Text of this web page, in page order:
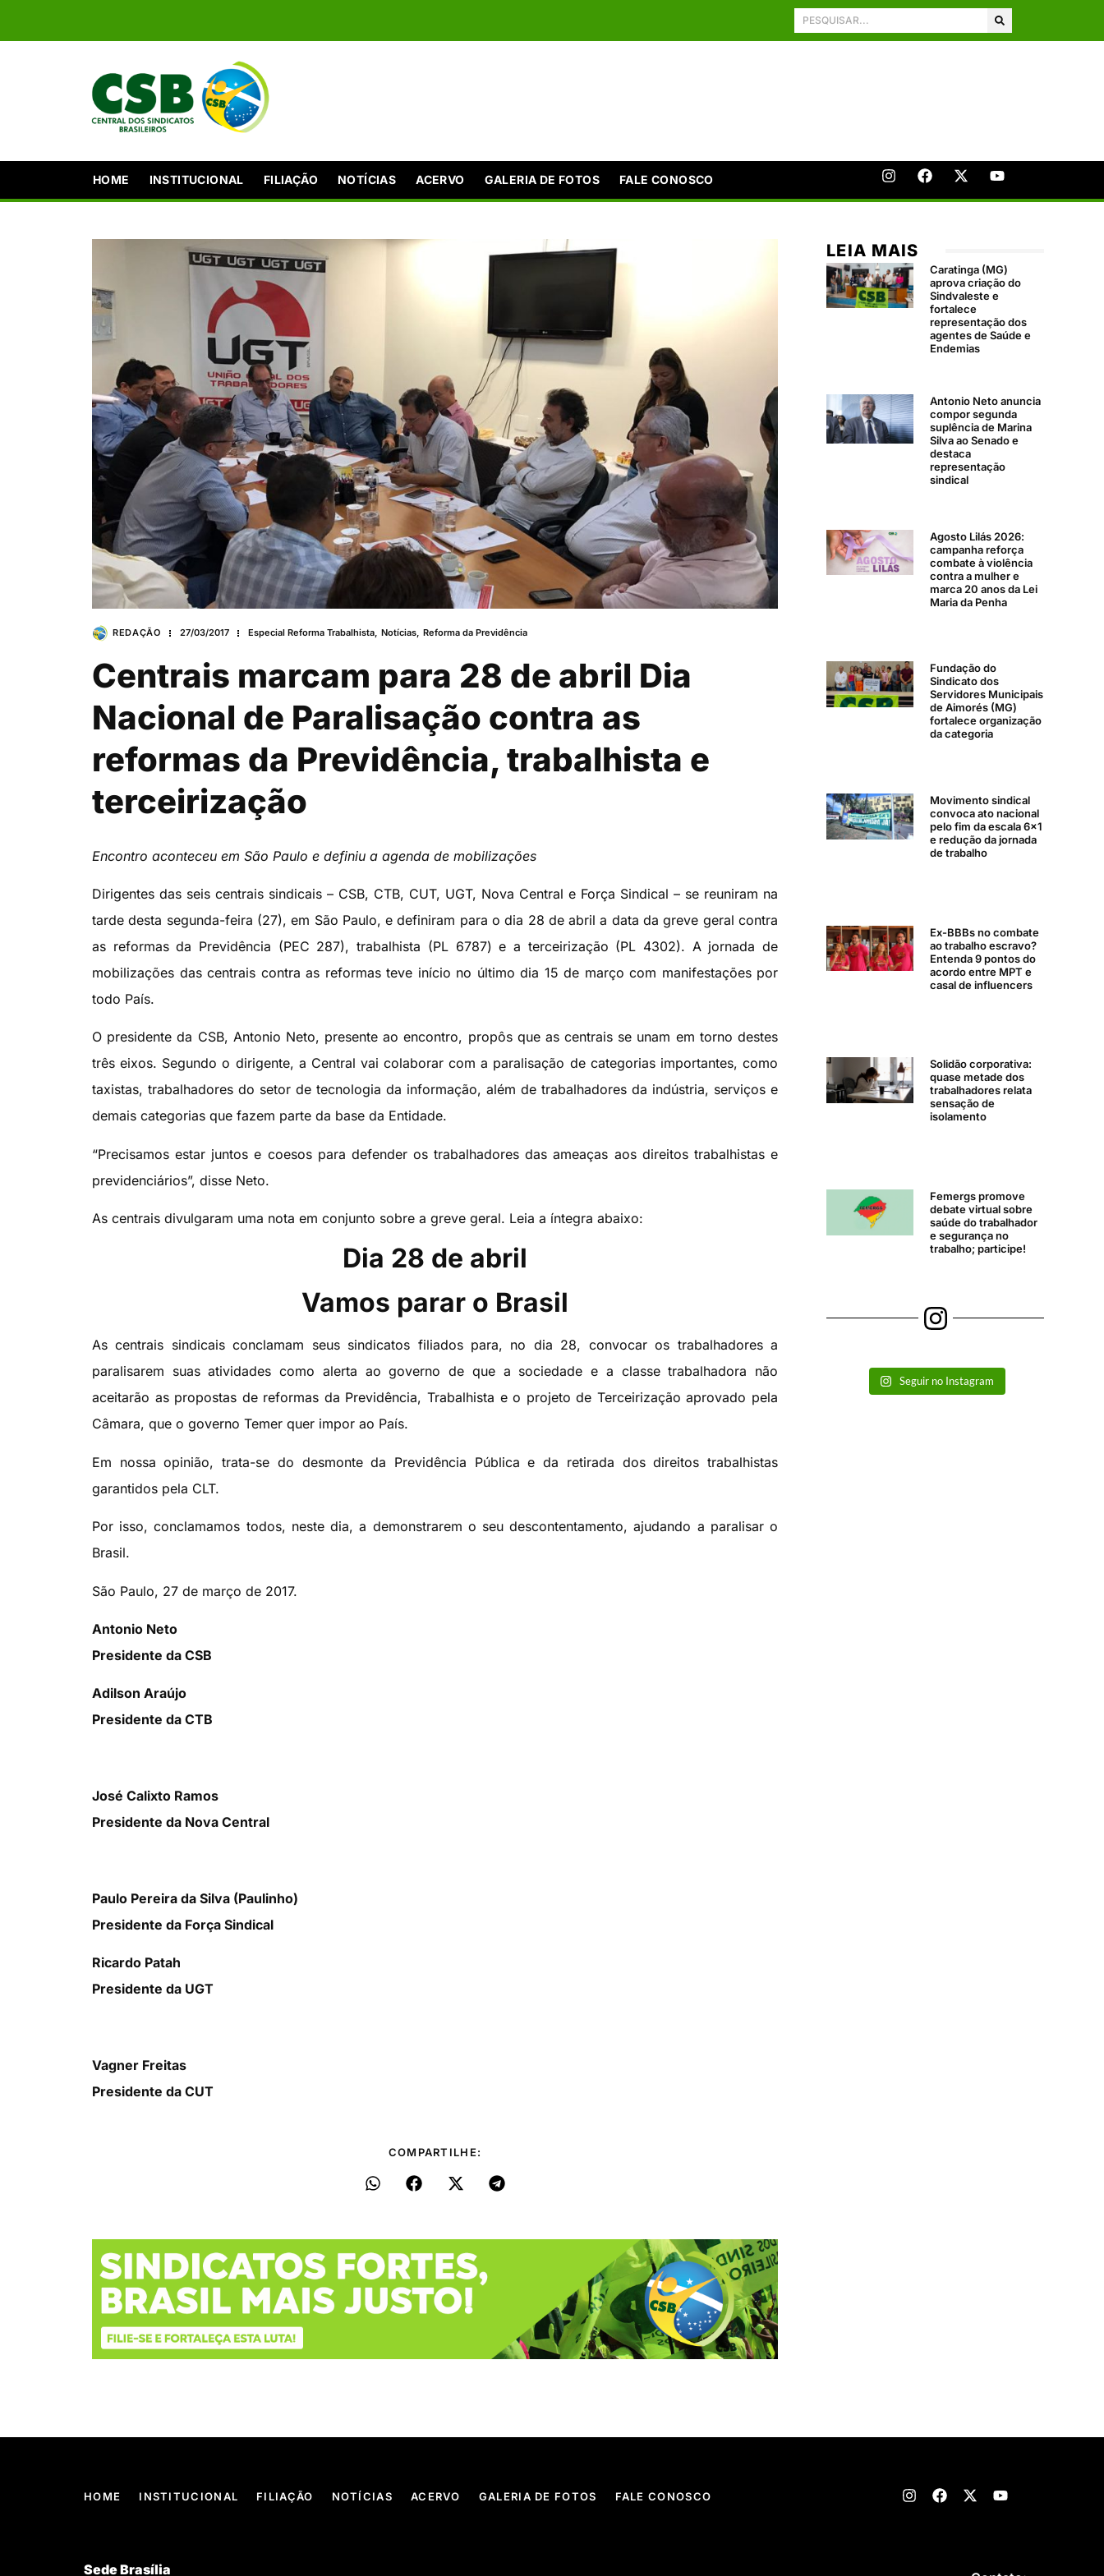
HOME INSTITUCIONAL FILIAÇÃO NOTÍCIAS ACERVO GALERIA DE FOTOS FALE CONOSCO
REDAÇÃO 27/03/2017 Especial Reforma Trabalhista, Notícias,Reforma da Previdência
Centrais marcam para 28 de abril Dia
Nacional de Paralisação contra as
reformas da Previdência, trabalhista e
terceirização
Encontro aconteceu em São Paulo e definiu a agenda de mobilizações
Dirigentes das seis centrais sindicais – CSB, CTB, CUT, UGT, Nova Central e Força Sindical – se reuniram na
tarde desta segunda-feira (27), em São Paulo, e definiram para o dia 28 de abril a data da greve geral contra
as reformas da Previdência (PEC 287), trabalhista (PL 6787) e a terceirização (PL 4302). A jornada de
mobilizações das centrais contra as reformas teve início no último dia 15 de março com manifestações por
todo País.
O presidente da CSB, Antonio Neto, presente ao encontro, propôs que as centrais se unam em torno destes
três eixos. Segundo o dirigente, a Central vai colaborar com a paralisação de categorias importantes, como
taxistas, trabalhadores do setor de tecnologia da informação, além de trabalhadores da indústria, serviços e
demais categorias que fazem parte da base da Entidade.
“Precisamos estar juntos e coesos para defender os trabalhadores das ameaças aos direitos trabalhistas e
previdenciários”, disse Neto.
As centrais divulgaram uma nota em conjunto sobre a greve geral. Leia a íntegra abaixo:
Dia 28 de abril
Vamos parar o Brasil
As centrais sindicais conclamam seus sindicatos filiados para, no dia 28, convocar os trabalhadores a
paralisarem suas atividades como alerta ao governo de que a sociedade e a classe trabalhadora não
aceitarão as propostas de reformas da Previdência, Trabalhista e o projeto de Terceirização aprovado pela
Câmara, que o governo Temer quer impor ao País.
Em nossa opinião, trata-se do desmonte da Previdência Pública e da retirada dos direitos trabalhistas
garantidos pela CLT.
Por isso, conclamamos todos, neste dia, a demonstrarem o seu descontentamento, ajudando a paralisar o
Brasil.
São Paulo, 27 de março de 2017.
Antonio Neto
Presidente da CSB
Adilson Araújo
Presidente da CTB
José Calixto Ramos
Presidente da Nova Central
Paulo Pereira da Silva (Paulinho)
Presidente da Força Sindical
Ricardo Patah
Presidente da UGT
Vagner Freitas
Presidente da CUT
COMPARTILHE:
LEIA MAIS
Caratinga (MG)
aprova criação do
Sindvaleste e
fortalece
representação dos
agentes de Saúde e
Endemias
Antonio Neto anuncia
compor segunda
suplência de Marina
Silva ao Senado e
destaca
representação
sindical
Agosto Lilás 2026:
campanha reforça
combate à violência
contra a mulher e
marca 20 anos da Lei
Maria da Penha
Fundação do
Sindicato dos
Servidores Municipais
de Aimorés (MG)
fortalece organização
da categoria
Movimento sindical
convoca ato nacional
pelo fim da escala 6×1
e redução da jornada
de trabalho
Ex-BBBs no combate
ao trabalho escravo?
Entenda 9 pontos do
acordo entre MPT e
casal de influencers
Solidão corporativa:
quase metade dos
trabalhadores relata
sensação de
isolamento
Femergs promove
debate virtual sobre
saúde do trabalhador
e segurança no
trabalho; participe!
Seguir no Instagram
HOME INSTITUCIONAL FILIAÇÃO NOTÍCIAS ACERVO GALERIA DE FOTOS FALE CONOSCO
Sede Brasília